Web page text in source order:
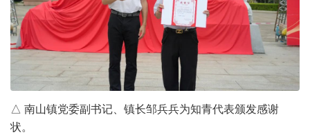
△ 南山镇党委副书记、镇长邹兵兵为知青代表颁发感谢
状。